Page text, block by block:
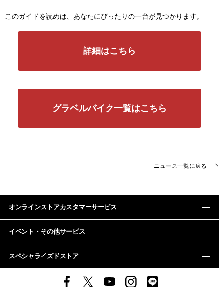
このガイドを読めば、あなたにぴったりの一台が見つかります。
詳細はこちら
グラベルバイク一覧はこちら
ニュース一覧に戻る
オンラインストアカスタマーサービス
イベント・その他サービス
スペシャライズドストア